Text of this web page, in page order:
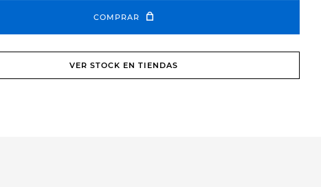
COMPRAR
VER STOCK EN TIENDAS